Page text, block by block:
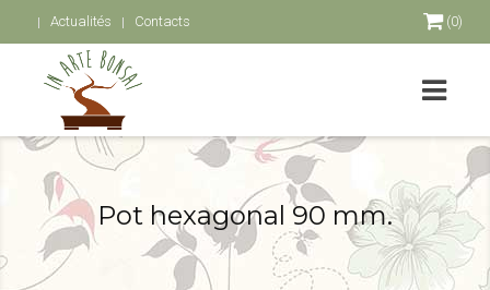
Actualités Contacts (0)
Pot hexagonal 90 mm.